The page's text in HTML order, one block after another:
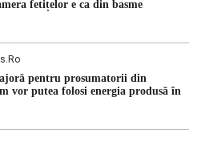
fetițelor e ca din basme
pentru prosumatorii din
vor putea folosi energia produsă în